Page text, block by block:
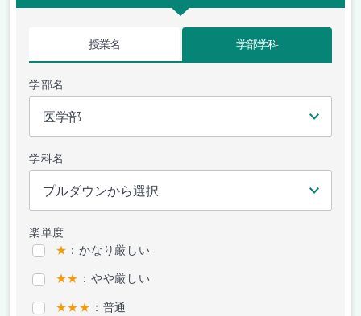
授業名 学部学科
学部名
学科名
楽単度
★ ：かなり厳しい
★★ ：やや厳しい
★★★ ：普通